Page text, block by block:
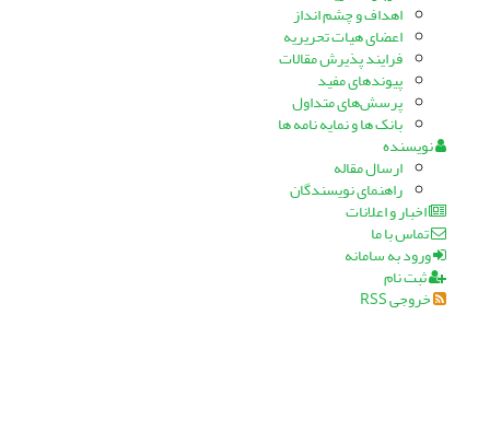
اهداف و چشم انداز
اعضای هیات تحریریه
فرایند پذیرش مقالات
پیوندهای مفید
پرسش‌های متداول
بانک ها و نمایه نامه ها
نویسنده
ارسال مقاله
راهنمای نویسندگان
اخبار و اعلانات
تماس با ما
ورود به سامانه
ثبت نام
خروجی RSS